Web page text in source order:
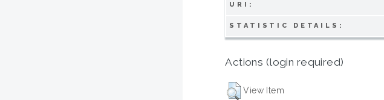
URI:
STATISTIC DETAILS:
Actions (login required)
View Item